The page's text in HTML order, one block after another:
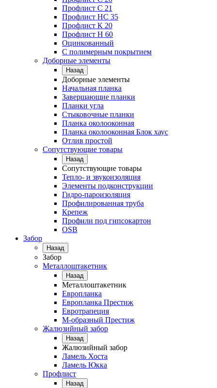
Профлист C 21
Профлист НС 35
Профлист К 20
Профлист Н 60
Оцинкованный
С полимерным покрытием
Доборные элементы
Назад
Доборные элементы
Начальная планка
Завершающие планки
Планки угла
Стыковочные планки
Планка околооконная
Планка околооконная Блок хаус
Отлив простой
Сопутствующие товары
Назад
Сопутствующие товары
Тепло- и звукоизоляция
Элементы подконструкции
Гидро-пароизоляция
Профилированная труба
Крепеж
Профили под гипсокартон
OSB
Забор
Назад
Забор
Металлоштакетник
Назад
Металлоштакетник
Европланка
Европланка Престиж
Евротрапеция
М-образный Престиж
Жалюзийный забор
Назад
Жалюзийный забор
Ламель Хоста
Ламель Юкка
Профлист
Назад